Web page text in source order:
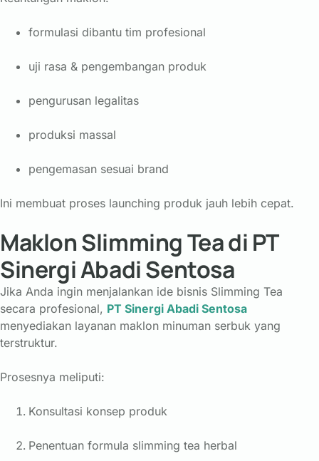
formulasi dibantu tim profesional
uji rasa & pengembangan produk
pengurusan legalitas
produksi massal
pengemasan sesuai brand
Ini membuat proses launching produk jauh lebih cepat.
Maklon Slimming Tea di PT
Sinergi Abadi Sentosa
Jika Anda ingin menjalankan ide bisnis Slimming Tea
secara profesional, PT Sinergi Abadi Sentosa
menyediakan layanan maklon minuman serbuk yang
terstruktur.
Prosesnya meliputi:
Konsultasi konsep produk
Penentuan formula slimming tea herbal